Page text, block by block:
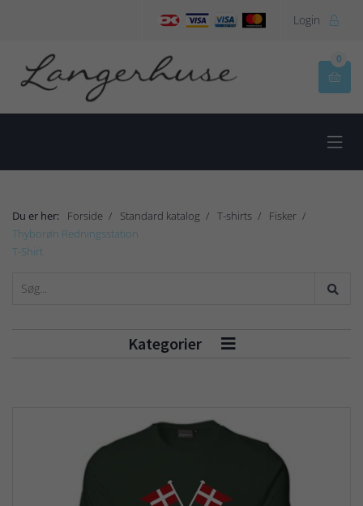
Login 

0

Du er her: Forside Standard katalog T-shirts
Fisker
Thyborøn Redningsstation
T-Shirt
Kategorier 